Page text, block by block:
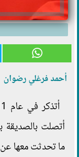
أحمد فرغلي رضوان
أتصلت بالصديقة
ما تحدثت معها عن